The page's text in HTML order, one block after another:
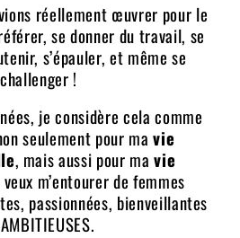
réellement œuvrer pour le
se donner du travail, se
s’épauler, et même se
challenger !
je considère cela comme
seulement pour mavie
, mais aussi pour mavie
veux m’entourer de femmes
passionnées, bienveillantes